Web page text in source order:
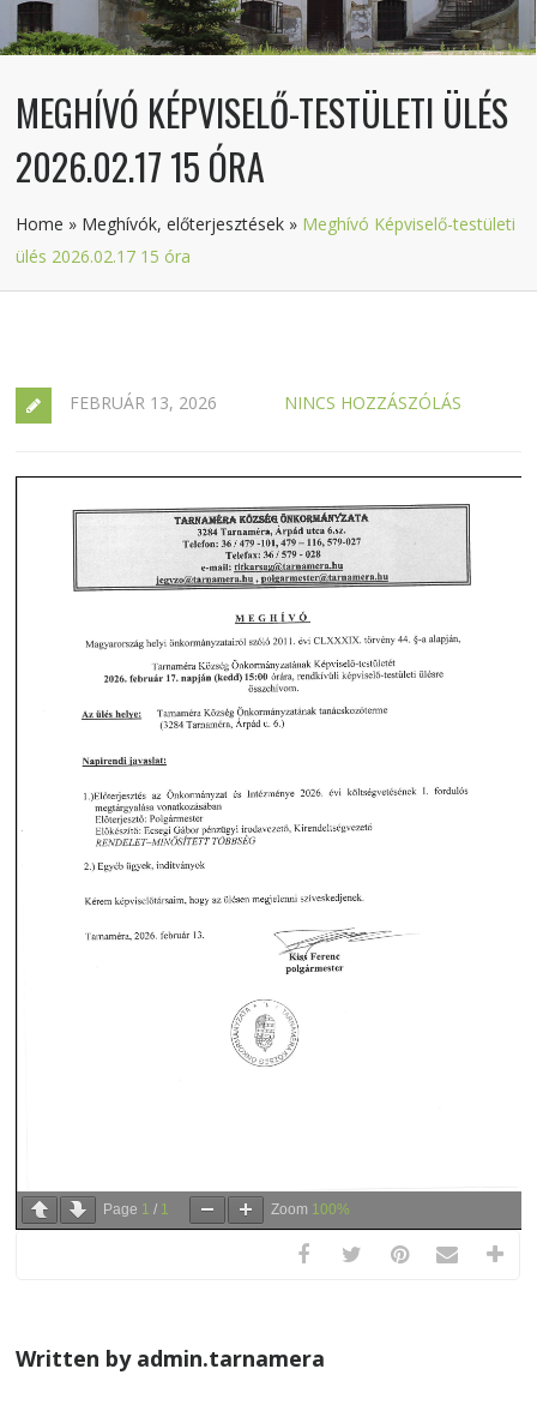
MEGHÍVÓ KÉPVISELŐ-TESTÜLETI ÜLÉS
2026.02.17 15 ÓRA
Home » Meghívók, előterjesztések » Meghívó Képviselő-testületi
ülés 2026.02.17 15 óra
FEBRUÁR 13, 2026 NINCS HOZZÁSZÓLÁS
Page 1 / 1 Zoom 100%
Written by admin.tarnamera